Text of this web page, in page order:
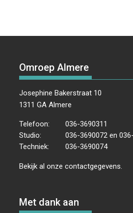
Omroep Almere
Josephine Bakerstraat 10
1311 GA Almere
Telefoon:
036-3690311
Studio:
036-3690072 en
Techniek:
036-3690074
Bekijk al onzecontactgegevens.
Met dank aan